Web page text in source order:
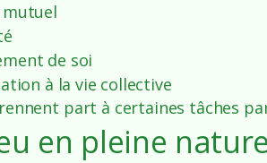
de soi
à la vie collective
part à certaines tâches
en pleine nature